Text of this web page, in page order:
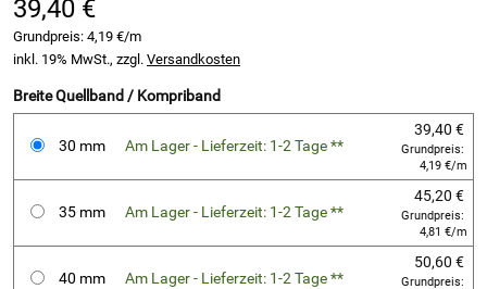
39,40 €
Grundpreis: 4,19 €/m
inkl. 19% MwSt., zzgl. Versandkosten
Breite Quellband / Kompriband
30 mm Am Lager - Lieferzeit: 1-2 Tage **
39,40 €
Grundpreis:
4,19 €/m
35 mm Am Lager - Lieferzeit: 1-2 Tage **
45,20 €
Grundpreis:
4,81 €/m
40 mm Am Lager - Lieferzeit: 1-2 Tage **
50,60 €
Grundpreis: